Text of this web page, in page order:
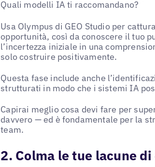
Quali modelli IA ti raccomandano?
Usa Olympus di GEO Studio per
opportunità, così da conoscere il tuo
l’incertezza iniziale in una
solo costruire positivamente.
Questa fase include anche
strutturati in modo che i sistemi IA
Capirai meglio cosa devi fare per
davvero — ed è fondamentale per la
team.
2. Colma le tue lacune